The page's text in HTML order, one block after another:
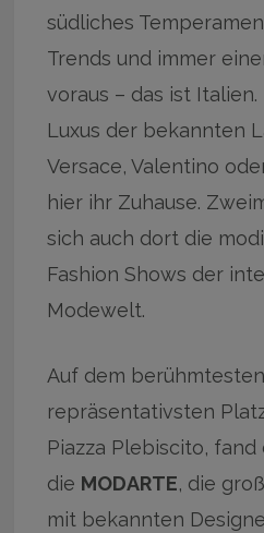
südliches
Trends und immer
voraus – das ist Italien.
Luxus der bekannten
Versace, Valentino
hier ihr Zuhause.
sich auch dort die
Fashion Shows der
Modewelt.
Auf dem
repräsentativsten
Piazza Plebiscito,
die MODARTE, die
mit bekannten